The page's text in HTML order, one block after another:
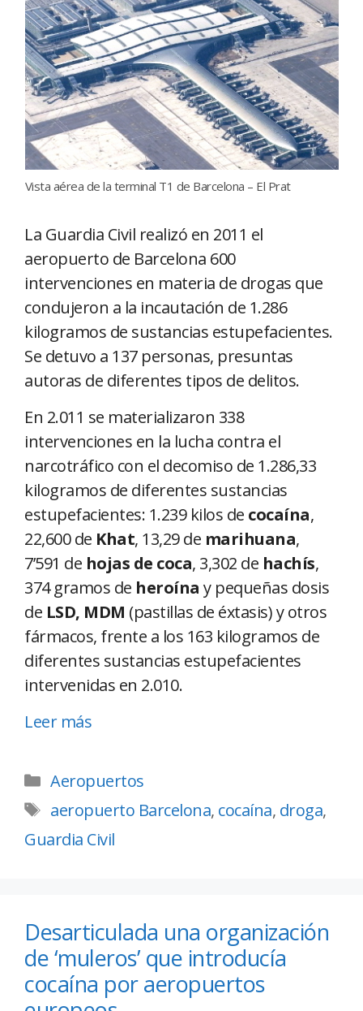
Vista aérea de la terminal T1 de Barcelona – El Prat
La Guardia Civil realizó en 2011 el
aeropuerto de Barcelona 600
intervenciones en materia de drogas que
condujeron a la incautación de 1.286
kilogramos de sustancias estupefacientes.
Se detuvo a 137 personas, presuntas
autoras de diferentes tipos de delitos.
En 2.011 se materializaron 338
intervenciones en la lucha contra el
narcotráfico con el decomiso de 1.286,33
kilogramos de diferentes sustancias
estupefacientes: 1.239 kilos de cocaína,
22,600 de Khat, 13,29 de marihuana,
7’591 de hojas de coca, 3,302 de hachís,
374 gramos de heroína y pequeñas dosis
de LSD, MDM (pastillas de éxtasis) y otros
fármacos, frente a los 163 kilogramos de
diferentes sustancias estupefacientes
intervenidas en 2.010.
Leer más
Aeropuertos
aeropuerto Barcelona, cocaína, droga,
Guardia Civil
Desarticulada una organización
de ‘muleros’ que introducía
cocaína por aeropuertos